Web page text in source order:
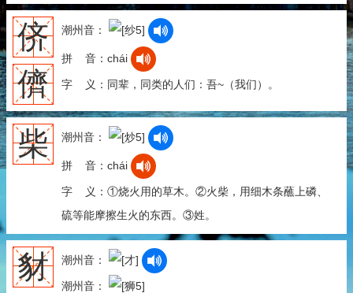
侪
儕
潮州音：
拼 音：chái
字 义：同辈，同类的人们：吾~（我们）。
柴 潮州音：
拼 音：chái
字 义：①烧火用的草木。②火柴，用细木条蘸上磷、
硫等能摩擦生火的东西。③姓。
豺 潮州音：
潮州音：